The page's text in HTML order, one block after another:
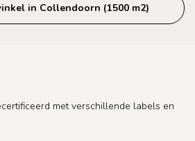
in Collendoorn (1500 m2)
met verschillende labels en